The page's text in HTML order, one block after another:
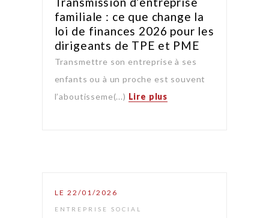
familiale : ce que change la
loi de finances 2026 pour les
dirigeants de TPE et PME
Transmettre son entreprise à ses
enfants ou à un proche est souvent
l’aboutisseme(...) Lire plus
LE 22/01/2026
ENTREPRISE SOCIAL